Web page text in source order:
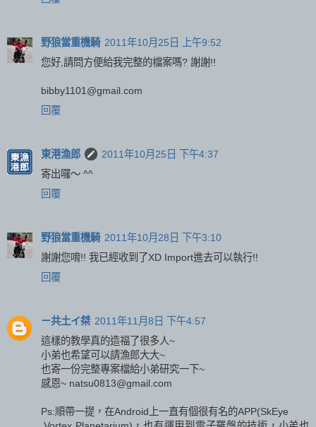
野狼當重機騎 2011年10月25日 上午9:52
您好,請問方便給我完整的檔案嗎? 謝謝!!
bibby1101@gmail.com
回覆
東港漁郎
2011年10月25日 下午4:37
寄出囉～ ^^
回覆
野狼當重機騎 2011年10月28日 下午3:10
謝謝您唷!! 我已經收到了XD Import進去可以執行!!
回覆
ㄧ共土イ桀 2011年11月8日 下午4:57
這樣的教學真的造福了很多人~
小弟也希望可以請漁郎大大~
也寄一份完整專案檔給小弟研究一下~
感恩~ natsu0813@gmail.com
Ps:順帶一提，在Android上一直有個很有名的APP(SkEye